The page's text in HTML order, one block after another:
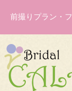
前撮りプラン・